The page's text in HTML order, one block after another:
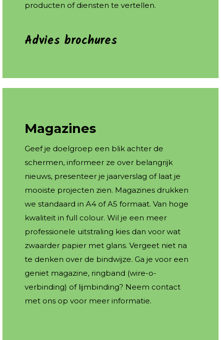
producten of diensten te vertellen.
Advies brochures
Magazines
Geef je doelgroep een blik achter de
schermen, informeer ze over belangrijk
nieuws, presenteer je jaarverslag of laat je
mooiste projecten zien. Magazines drukken
we standaard in A4 of A5 formaat. Van hoge
kwaliteit in full colour. Wil je een meer
professionele uitstraling kies dan voor wat
zwaarder papier met glans. Vergeet niet na
te denken over de bindwijze. Ga je voor een
geniet magazine, ringband (wire-o-
verbinding) of lijmbinding? Neem contact
met ons op voor meer informatie.